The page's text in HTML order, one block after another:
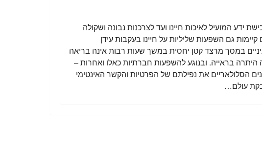
המועיל לאיכות חיינו ועד לצרכנות נבונה ושקולה
גם השפעות שליליות על חיינו בעקבות עידן
במסך מרצד קטן יחסית במשך שעות רבות אינה בריאה
היתרה בראייה. ובנוגע להשפעות חברתיות כאלו ואחרות –
הסלולאריים את נפילתם של הפרטיות והקשר האינטימי
עולם…